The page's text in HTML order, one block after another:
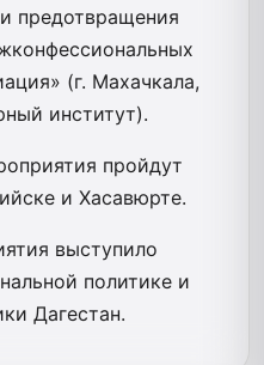
предотвращения
(г. Махачкала,
институт).
пройдут
и Хасавюрте.
выступило
политике и
Дагестан.